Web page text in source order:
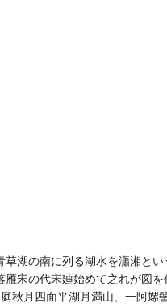
湖の南に列る湖水を瀟湘と
宋の代宋廸始めて之れが図
秋月四面平湖月満山、一阿